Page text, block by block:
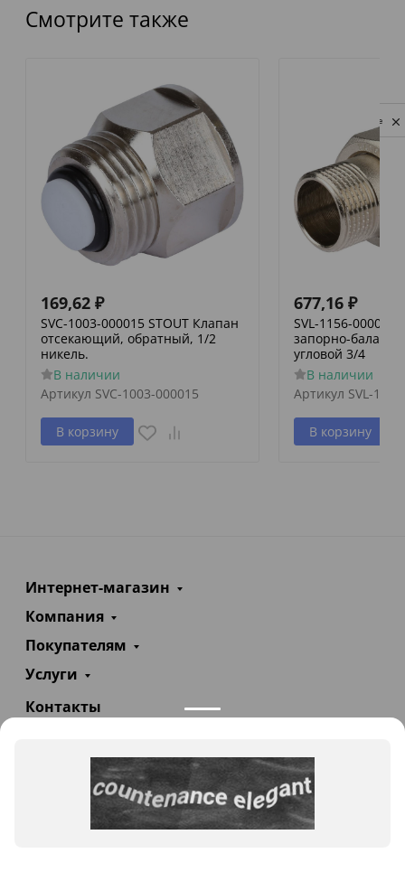
Смотрите также
169,62 ₽
SVC-1003-000015 STOUT Клапан
отсекающий, обратный, 1/2
никель.
В наличии
Артикул SVC-1003-000015
В корзину
677,16 ₽
SVL-1156-000020
запорно-
угловой 3/4
В наличии
Артикул SVL-
В корзину
Интернет-магазин
Компания
Покупателям
Услуги
Контакты
info@teploexpert.com
Пн—Сб 09:00 – 18:00
Privacy notice